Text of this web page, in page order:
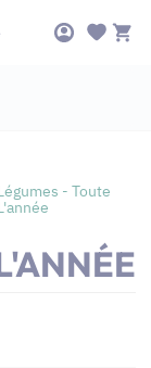
- Toute